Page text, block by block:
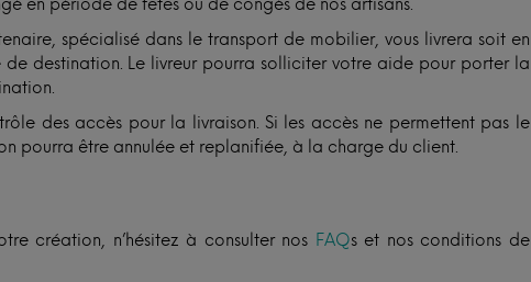
en période de fêtes ou de congés de nos artisans.
spécialisé dans le transport de mobilier, vous livrera soit en
destination. Le livreur pourra solliciter votre aide pour porter la
des accès pour la livraison. Si les accès ne permettent pas le
pourra être annulée et replanifiée, à la charge du client.
création, n’hésitez à consulter nos FAQs et nos conditions de